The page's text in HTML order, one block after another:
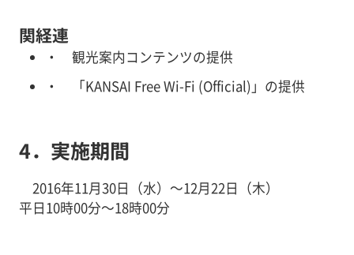
関経連
観光案内コンテンツの提供
「KANSAI Free Wi-Fi (Official)」の提供
4．実施期間
2016年11月30日（水）～12月22日（木）
平日10時00分～18時00分